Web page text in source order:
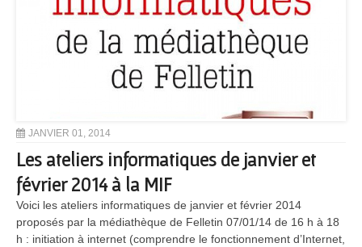
JANVIER 01, 2014
Les ateliers informatiques de janvier et
février 2014 à la MIF
Voici les ateliers informatiques de janvier et février 2014
proposés par la médiathèque de Felletin 07/01/14 de 16 h à 18
h : initiation à internet (comprendre le fonctionnement d’Internet,